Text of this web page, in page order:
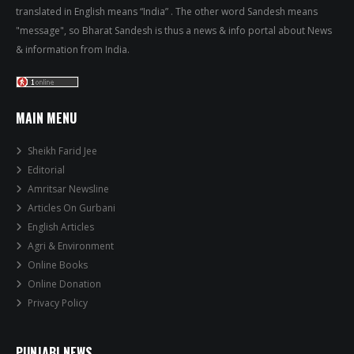
translated in English means “India” . The other word Sandesh means
"message", so Bharat Sandesh is thus a news & info portal about News
& information from India.
MAIN MENU
Sheikh Farid Jee
Editorial
Amritsar Newsline
Articles On Gurbani
English Articles
Agri & Environment
Online Books
Online Donation
Privacy Policy